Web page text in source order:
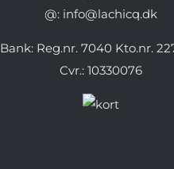
@: info@lachicq.dk
Bank: Reg.nr. 7040 Kto.nr.
Cvr.: 10330076